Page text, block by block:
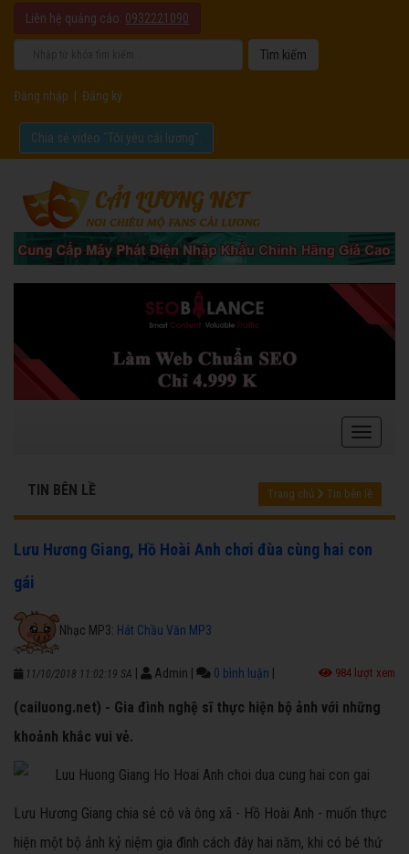
Liên hệ quảng cáo: 0932221090
Đăng nhập Đăng ký
Chia sẻ video "Tôi yêu cải lương".
TIN BÊN LỀ Trang chủ Tin bên lề
Lưu Hương Giang, Hồ Hoài Anh chơi đùa cùng hai con
gái
Nhạc MP3: Hát Chầu Văn MP3
11/10/2018 11:02:19 SA Admin 0 bình luận 984 lượt xem
(cailuong.net) - Gia đình nghệ sĩ thực hiện bộ ảnh với những
khoảnh khắc vui vẻ.
Lưu Hương Giang chia sẻ cô và ông xã - Hồ Hoài Anh - muốn thực
hiện một bộ ảnh kỷ niệm gia đình cách đây hai năm, khi có bé thứ